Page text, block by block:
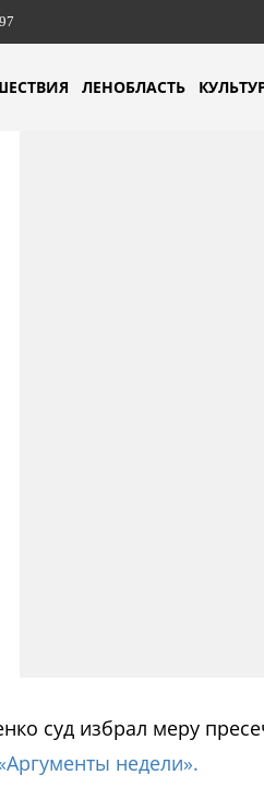
ЛЕНОБЛАСТЬ
суд избрал меру
недели».